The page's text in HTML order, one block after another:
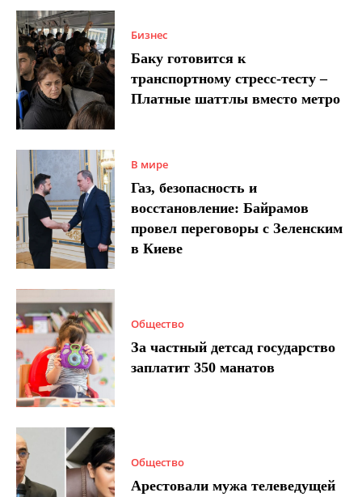
Бизнес
Баку готовится к
транспортному стресс-тесту –
Платные шаттлы вместо метро
В мире
Газ, безопасность и
восстановление: Байрамов
провел переговоры с Зеленским
в Киеве
Общество
За частный детсад государство
заплатит 350 манатов
Общество
Арестовали мужа телеведущей